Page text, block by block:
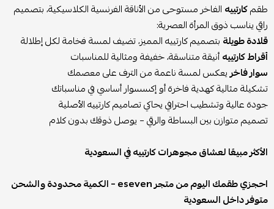
طقمكارتييه الفاخر مستوحى من الأناقة الفرنسية الكلاسيكية، بتصميم
راقي يناسب ذوق المرأة العصرية:
قلادة طويلة بتصميم كارتييه المميز، تضيف لمسة فخامة لكل إطلالة
أقراط كارتييهأنيقة متناسقة، خفيفة ومثالية للمناسبات
سوار فاخريعكس لمسة ناعمة من الترف على معصمك
تشكيلة مثالية كهدية فاخرة أو إكسسوار أساسي في مناسباتك
جودة عالية وتشطيب احترافي يحاكي تصاميم كارتييه الأصلية
تصميم متوازن بين البساطة والرقي – يوصل ذوقك بدون كلام
الأكثر مبيعًا لعشاق مجوهرات كارتييه في السعودية
احجزي طقمك اليوم من متجر eseven – الكمية محدودة والشحن
متوفر داخل السعودية